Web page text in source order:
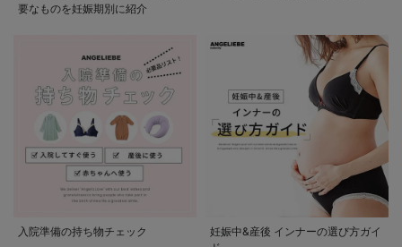
要なものを妊娠期別に紹介
入院準備の持ち物チェック
妊娠中&産後 インナーの選び方ガイ